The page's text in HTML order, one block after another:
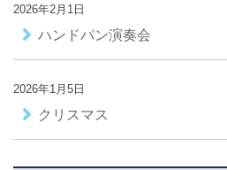
2026年2月1日
ハンドパン演奏会
2026年1月5日
クリスマス